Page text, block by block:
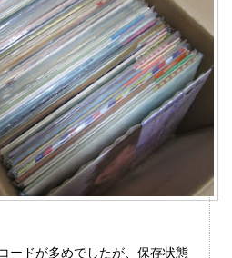
ードが多めでしたが、保存状態